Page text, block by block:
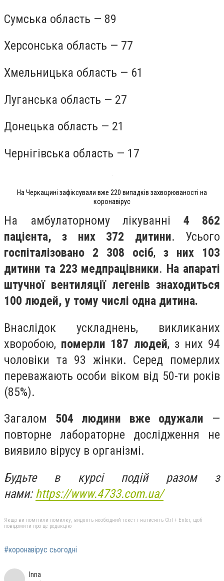
Сумська область — 89
Херсонська область — 77
Хмельницька область — 61
Луганська область — 27
Донецька область — 21
Чернігівська область — 17
На Черкащині зафіксували вже 220 випадків захворюваності на
коронавірус
На амбулаторному лікуванні 4 862
пацієнта, з них 372 дитини. Усього
госпіталізовано 2 308 осіб, з них 103
дитини та 223 медпрацівники. На апараті
штучної вентиляції легенів знаходиться
100 людей, у тому числі одна дитина.
Внаслідок ускладнень, викликаних
хворобою, померли 187 людей, з них 94
чоловіки та 93 жінки. Серед померлих
переважають особи віком від 50-ти років
(85%).
Загалом 504 людини вже одужали —
повторне лабораторне дослідження не
виявило вірусу в організмі.
Будьте в курсі подій разом з
нами:https://www.4733.com.ua/
Якщо ви помітили помилку, виділіть необхідний текст і натисніть Ctrl + Enter, щоб
повідомити про це редакцію
#коронавірус сьогодні
Inna